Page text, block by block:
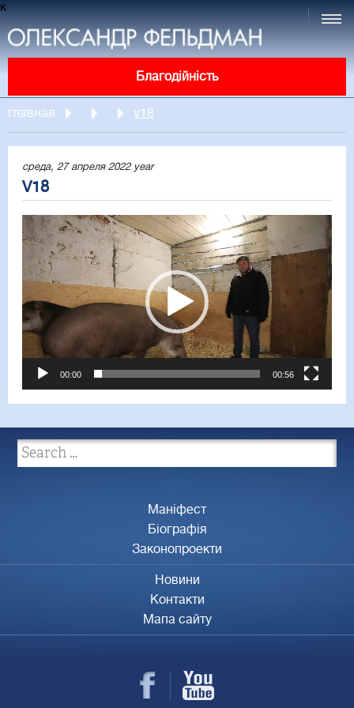
к
Благодійність
главная v18
среда, 27 апреля 2022 year
V18
Video
Player
00:00 00:56
Маніфест
Біографія
Законопроекти
Новини
Контакти
Мапа сайту